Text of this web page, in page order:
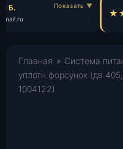
Б.
Главная » Система
уплотн.форсунок
1004122)